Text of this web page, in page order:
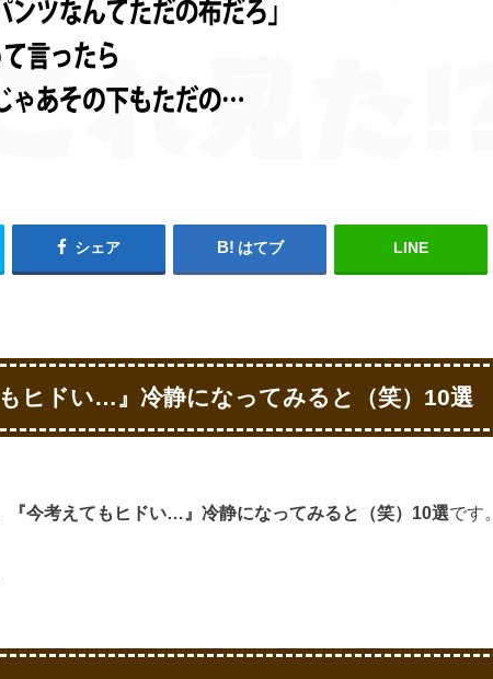
シェア はてブ LINE
もヒドい…』冷静になってみると（笑）10選
『今考えてもヒドい…』冷静になってみると（笑）10選です。